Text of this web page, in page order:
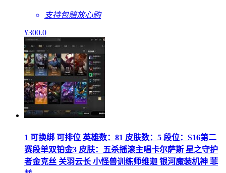
支持包赔放心购
¥300.0
1 可换绑 可排位 英雄数：81 皮肤数：5 段位：S16第二
赛段单双铂金3 皮肤：五杀摇滚主唱卡尔萨斯 星之守护
者金克丝 关羽云长 小怪兽训练师维迦 银河魔装机神 菲